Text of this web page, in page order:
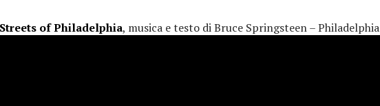
Streets of Philadelphia, musica e testo di Bruce Springsteen – Philadelphia